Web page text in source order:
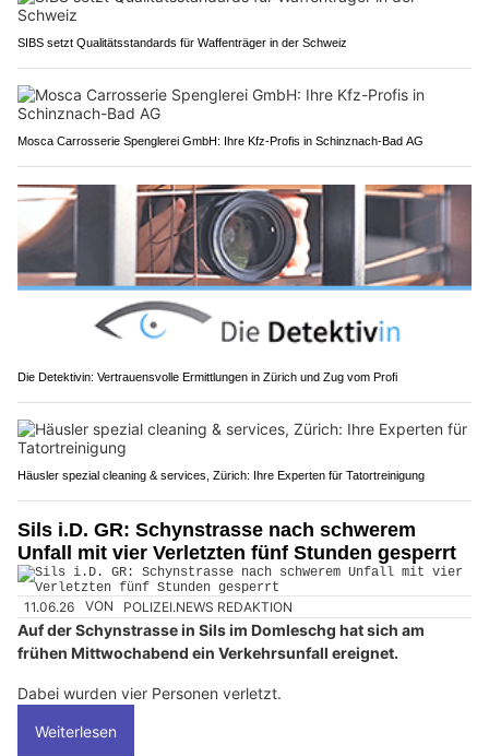
SIBS setzt Qualitätsstandards für Waffenträger in der Schweiz
Mosca Carrosserie Spenglerei GmbH: Ihre Kfz-Profis in Schinznach-Bad AG
Die Detektivin: Vertrauensvolle Ermittlungen in Zürich und Zug vom Profi
Häusler spezial cleaning & services, Zürich: Ihre Experten für Tatortreinigung
Sils i.D. GR: Schynstrasse nach schwerem
Unfall mit vier Verletzten fünf Stunden gesperrt
11.06.26 VON POLIZEI.NEWS REDAKTION
Auf der Schynstrasse in Sils im Domleschg hat sich am
frühen Mittwochabend ein Verkehrsunfall ereignet.
Dabei wurden vier Personen verletzt.
Weiterlesen